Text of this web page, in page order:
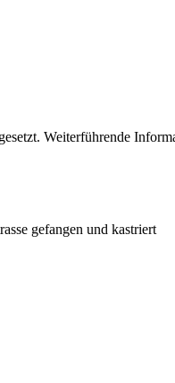
Weiterführende
gefangen und kastriert